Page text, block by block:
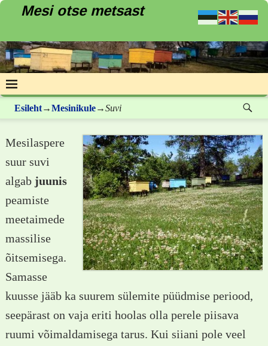
Mesi otse metsast
Esileht→Mesinikule→Suvi
Mesilaspere
suur suvi
algab juunis
peamiste
meetaimede
massilise
õitsemisega.
Samasse
kuusse jääb ka suurem sülemite püüdmise periood,
seepärast on vaja eriti hoolas olla perele piisava
ruumi võimaldamisega tarus. Kui siiani pole veel